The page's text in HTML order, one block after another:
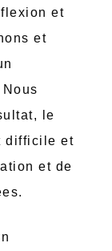
et
et
le
difficile et
et de